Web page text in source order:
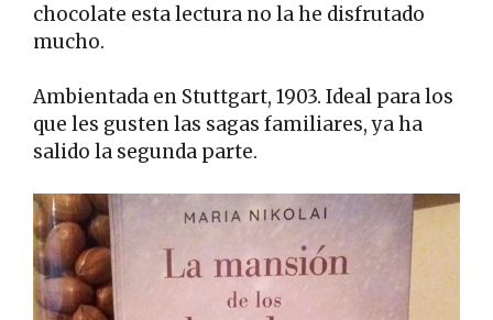
chocolate esta lectura no la he disfrutado
mucho.
Ambientada en Stuttgart, 1903. Ideal para los
que les gusten las sagas familiares, ya ha
salido la segunda parte.